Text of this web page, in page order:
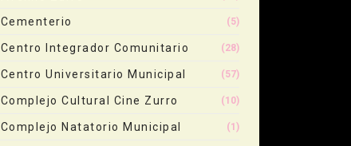
Cementerio (5)
Centro Integrador Comunitario (28)
Centro Universitario Municipal (57)
Complejo Cultural Cine Zurro (10)
Complejo Natatorio Municipal (1)